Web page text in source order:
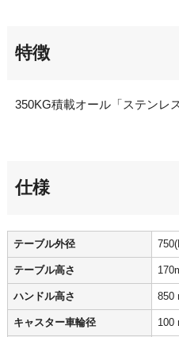
特徴
350KG積載オール「ステンレ
仕様
テーブル外径
テーブル高さ
ハンドル高さ 850
キャスター車輪径 100